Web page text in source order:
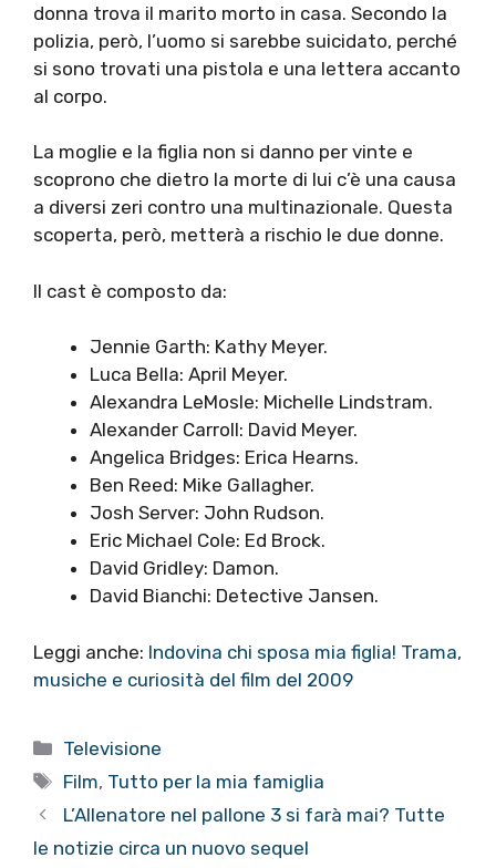
donna trova il marito morto in casa. Secondo la
polizia, però, l’uomo si sarebbe suicidato, perché
si sono trovati una pistola e una lettera accanto
al corpo.
La moglie e la figlia non si danno per vinte e
scoprono che dietro la morte di lui c’è una causa
a diversi zeri contro una multinazionale. Questa
scoperta, però, metterà a rischio le due donne.
Il cast è composto da:
Jennie Garth: Kathy Meyer.
Luca Bella: April Meyer.
Alexandra LeMosle: Michelle Lindstram.
Alexander Carroll: David Meyer.
Angelica Bridges: Erica Hearns.
Ben Reed: Mike Gallagher.
Josh Server: John Rudson.
Eric Michael Cole: Ed Brock.
David Gridley: Damon.
David Bianchi: Detective Jansen.
Leggi anche: Indovina chi sposa mia figlia! Trama,
musiche e curiosità del film del 2009
Categorie
Televisione
Tag
Film, Tutto per la mia famiglia
L’Allenatore nel pallone 3 si farà mai? Tutte
le notizie circa un nuovo sequel